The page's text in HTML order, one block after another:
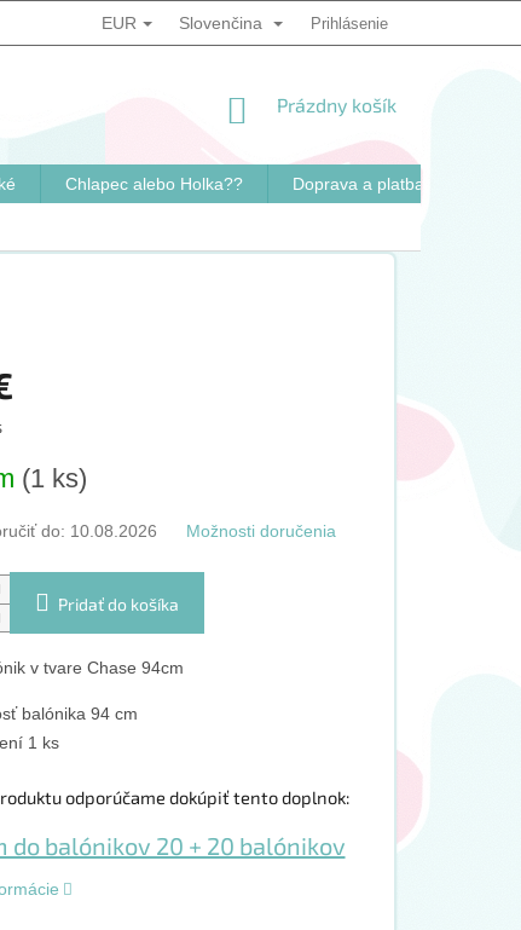
PODMIENKY OCHRANY OSOBNÝCH ÚDAJOV
EUR Slovenčina Prihlásenie
NÁKUPNÝ
Prázdny košík
Chlapec alebo Holka?? Doprava a platba
(1 ks)
do: 10.08.2026 Možnosti doručenia
Pridať do košíka
v tvare Chase 94cm
balónika 94 cm
1 ks
odporúčame dokúpiť tento doplnok: